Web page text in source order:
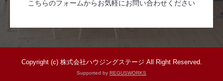
こちらのフォームからお気軽にお問い合わせください
Copyright (c) 株式会社ハウジングステージ All Right Reserved.
Supported by REGUSWORKS